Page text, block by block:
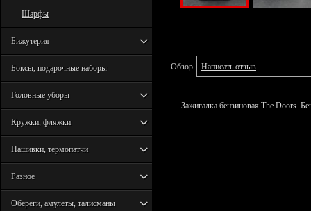
Шарфы
Бижутерия
Боксы, подарочные наборы
Головные уборы
Кружки, фляжки
Нашивки, термопатчи
Разное
Обереги, амулеты, талисманы
Обзор Написать отзыв
Зажигалка бензиновая The Doors.